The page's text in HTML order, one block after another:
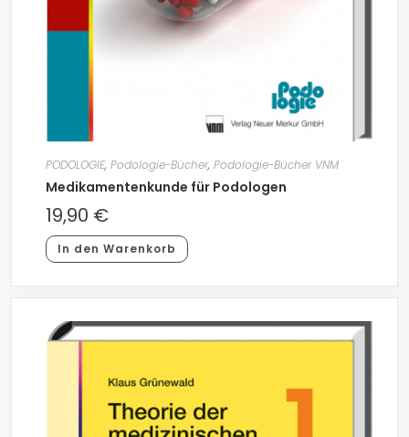
PODOLOGIE, Podologie-Bücher, Podologie-Bücher VNM
Medikamentenkunde für Podologen
19,90 €
In den Warenkorb